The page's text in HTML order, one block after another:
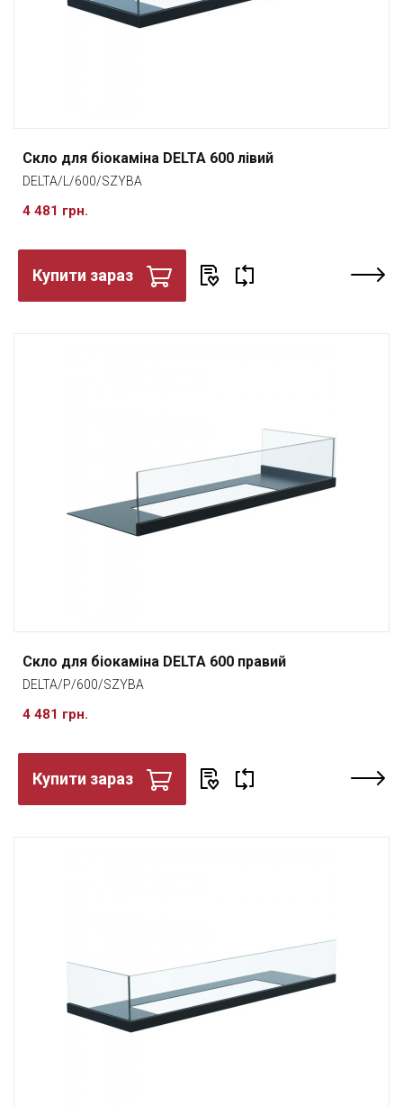
Скло для біокаміна DELTA 600 лівий
DELTA/L/600/SZYBA
4 481 грн.
Купити зараз
Скло для біокаміна DELTA 600 правий
DELTA/P/600/SZYBA
4 481 грн.
Купити зараз